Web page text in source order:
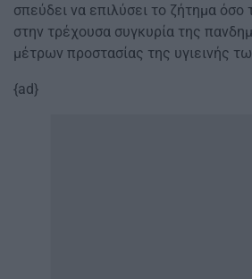
σπεύδει να επιλύσει το ζήτημα όσο
στην τρέχουσα συγκυρία της
μέτρων προστασίας της υγιεινής
{ad}